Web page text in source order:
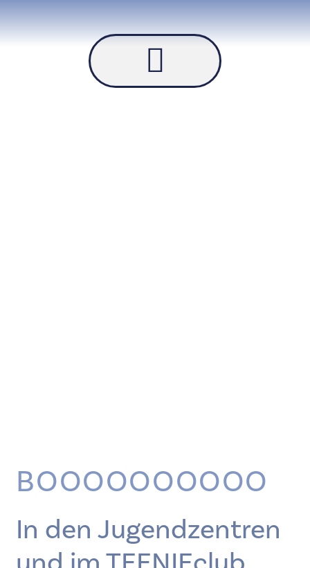
BOOOOOOOOOO
In den Jugendzentren